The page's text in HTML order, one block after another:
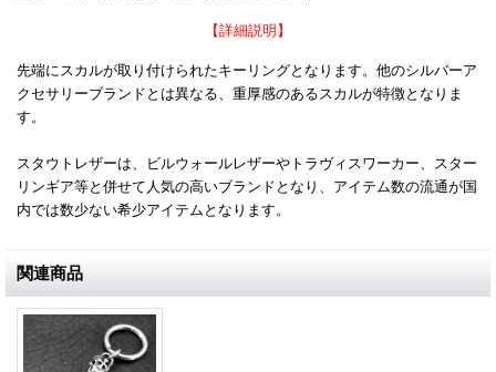
【詳細説明】
先端にスカルが取り付けられたキーリングとなります。他のシルバーア
クセサリーブランドとは異なる、重厚感のあるスカルが特徴となりま
す。
スタウトレザーは、ビルウォールレザーやトラヴィスワーカー、スター
リンギア等と併せて人気の高いブランドとなり、アイテム数の流通が国
内では数少ない希少アイテムとなります。
関連商品